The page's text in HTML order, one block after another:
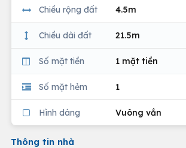
Chiều rộng đất 4.5m
Chiều dài đất 21.5m
Số mặt tiền 1 mặt tiền
Số mặt hẻm 1
Hình dáng Vuông vắn
Thông tin nhà